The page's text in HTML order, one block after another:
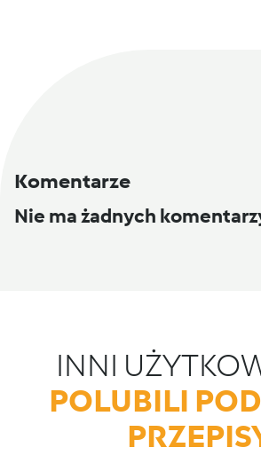
Komentarze
Nie ma żadnych
INNI
POLUBILI